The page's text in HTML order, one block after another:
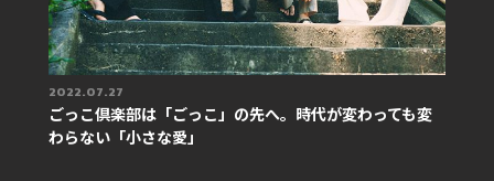
2022.07.27
ごっこ倶楽部は「ごっこ」の先へ。時代が変わっても変
わらない「小さな愛」